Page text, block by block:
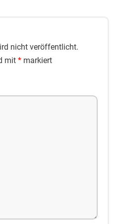
nicht veröffentlicht.
mit * markiert